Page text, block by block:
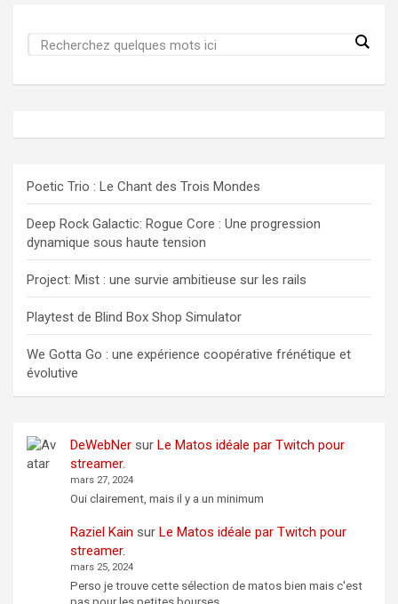
Poetic Trio : Le Chant des Trois Mondes
Deep Rock Galactic: Rogue Core : Une progression
dynamique sous haute tension
Project: Mist : une survie ambitieuse sur les rails
Playtest de Blind Box Shop Simulator
We Gotta Go : une expérience coopérative frénétique et
évolutive
DeWebNersur Le Matos idéale par Twitch pour
streamer.
mars 27, 2024
Oui clairement, mais il y a un minimum
Raziel Kain sur Le Matos idéale par Twitch pour
streamer.
mars 25, 2024
Perso je trouve cette sélection de matos bien mais c'est